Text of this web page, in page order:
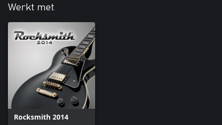
Werkt met
Rocksmith 2014